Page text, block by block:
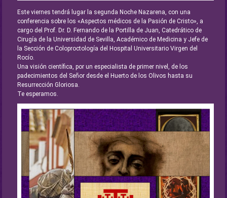
Este viernes tendrá lugar la segunda Noche Nazarena, con una
conferencia sobre los «Aspectos médicos de la Pasión de Cristo», a
cargo del Prof. Dr. D. Fernando de la Portilla de Juan, Catedrático de
Cirugía de la Universidad de Sevilla, Académico de Medicina y Jefe de
la Sección de Coloproctología del Hospital Universitario Virgen del
Rocío.
Una visión científica, por un especialista de primer nivel, de los
padecimientos del Señor desde el Huerto de los Olivos hasta su
Resurrección Gloriosa.
Te esperamos.